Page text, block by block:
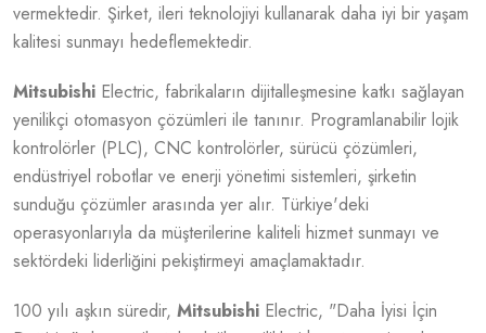
vermektedir. Şirket, ileri teknolojiyi kullanarak daha iyi bir yaşam
kalitesi sunmayı hedeflemektedir.
Mitsubishi Electric, fabrikaların dijitalleşmesine katkı sağlayan
yenilikçi otomasyon çözümleri ile tanınır. Programlanabilir lojik
kontrolörler (PLC), CNC kontrolörler, sürücü çözümleri,
endüstriyel robotlar ve enerji yönetimi sistemleri, şirketin
sunduğu çözümler arasında yer alır. Türkiye'deki
operasyonlarıyla da müşterilerine kaliteli hizmet sunmayı ve
sektördeki liderliğini pekiştirmeyi amaçlamaktadır.
100 yılı aşkın süredir, Mitsubishi Electric, "Daha İyisi İçin